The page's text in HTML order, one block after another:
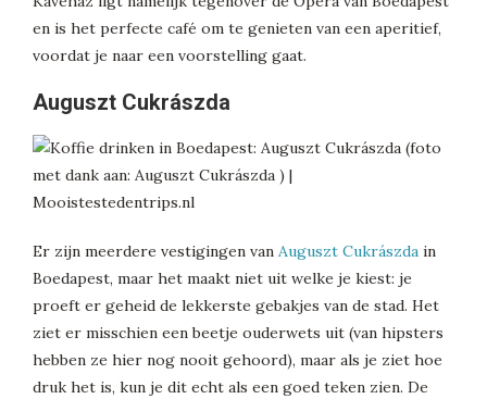
en is het perfecte café om te genieten van een aperitief,
voordat je naar een voorstelling gaat.
Auguszt Cukrászda
Er zijn meerdere vestigingen van Auguszt Cukrászda in
Boedapest, maar het maakt niet uit welke je kiest: je
proeft er geheid de lekkerste gebakjes van de stad. Het
ziet er misschien een beetje ouderwets uit (van hipsters
hebben ze hier nog nooit gehoord), maar als je ziet hoe
druk het is, kun je dit echt als een goed teken zien. De